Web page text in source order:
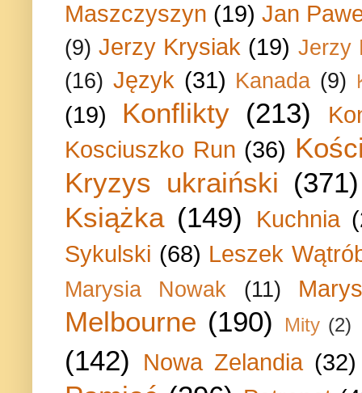
Maszczyszyn (19) Jan
(9) Jerzy Krysiak (19) Jerzy
(16) Język (31) Kanada (9)
(19) Konflikty (213)
Kosciuszko Run (36)
Kryzys ukraiński (371)
Książka (149) Kuchnia
Sykulski (68) Leszek
Marysia Nowak (11)
Melbourne (190) Mity (2)
(142) Nowa Zelandia (32)